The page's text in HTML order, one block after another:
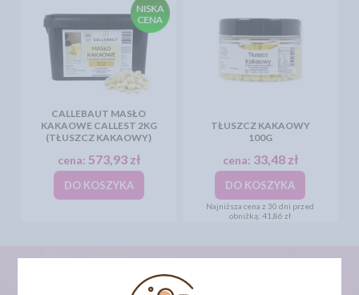
CALLEBAUT MASŁO
KAKAOWE CALLEST 2KG
(TŁUSZCZ KAKAOWY)
cena: 573,93 zł
DO KOSZYKA
TŁUSZCZ KAKAOWY
100G
cena: 33,48 zł
DO KOSZYKA
Najniższa cena z 30 dni przed
obniżką:41,86 zł